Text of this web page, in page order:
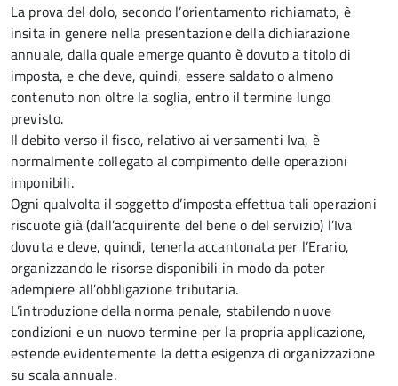
La prova del dolo, secondo l’orientamento richiamato, è
insita in genere nella presentazione della dichiarazione
annuale, dalla quale emerge quanto è dovuto a titolo di
imposta, e che deve, quindi, essere saldato o almeno
contenuto non oltre la soglia, entro il termine lungo
previsto.
Il debito verso il fisco, relativo ai versamenti Iva, è
normalmente collegato al compimento delle operazioni
imponibili.
Ogni qualvolta il soggetto d’imposta effettua tali operazioni
riscuote già (dall’acquirente del bene o del servizio) l’Iva
dovuta e deve, quindi, tenerla accantonata per l’Erario,
organizzando le risorse disponibili in modo da poter
adempiere all’obbligazione tributaria.
L’introduzione della norma penale, stabilendo nuove
condizioni e un nuovo termine per la propria applicazione,
estende evidentemente la detta esigenza di organizzazione
su scala annuale.